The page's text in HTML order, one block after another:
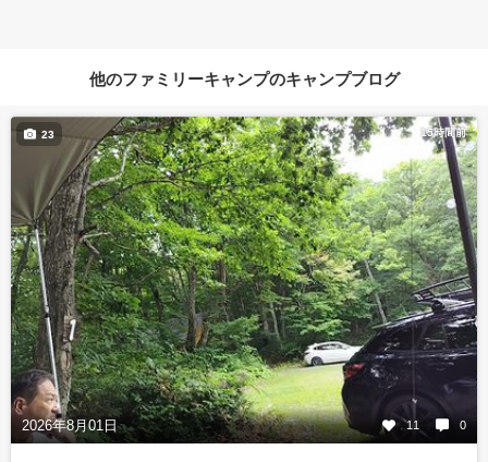
他のファミリーキャンプのキャンプブログ
15時間前
2026年8月01日 11 0
23